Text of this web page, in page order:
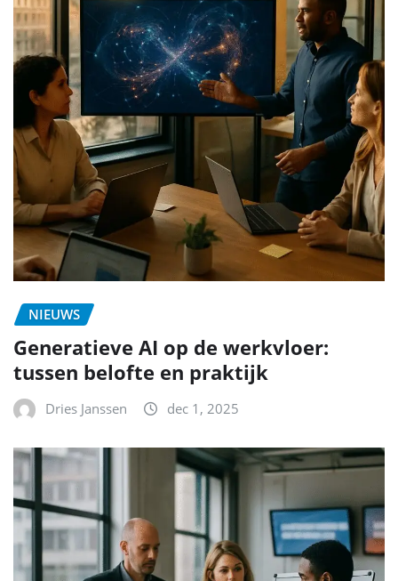
NIEUWS
Generatieve AI op de werkvloer:
tussen belofte en praktijk
Dries Janssen dec 1, 2025